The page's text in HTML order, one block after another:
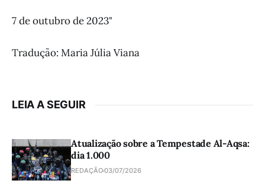
7 de outubro de 2023"
Tradução: Maria Júlia Viana
LEIA A SEGUIR
Atualização sobre a Tempestade Al-Aqsa:
dia 1.000
REDAÇÃO03/07/2026